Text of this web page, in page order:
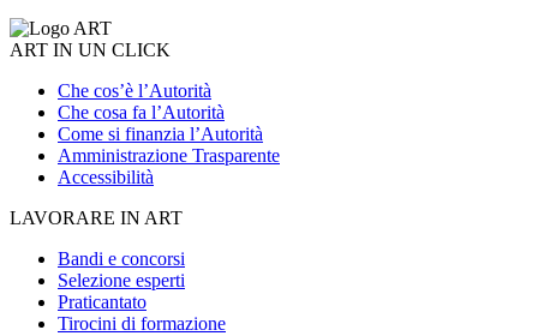
ART IN UN CLICK
Che cos’è l’Autorità
Che cosa fa l’Autorità
Come si finanzia l’Autorità
Amministrazione Trasparente
Accessibilità
LAVORARE IN ART
Bandi e concorsi
Selezione esperti
Praticantato
Tirocini di formazione